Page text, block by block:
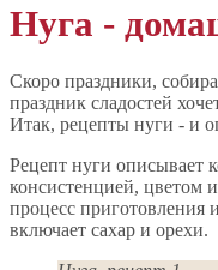
Нуга -
Скоро праздники,
праздник сладостей
Итак, рецепты нуги - и
Рецепт нуги описывает
консистенцией, цветом
процесс приготовления
включает сахар и орехи.